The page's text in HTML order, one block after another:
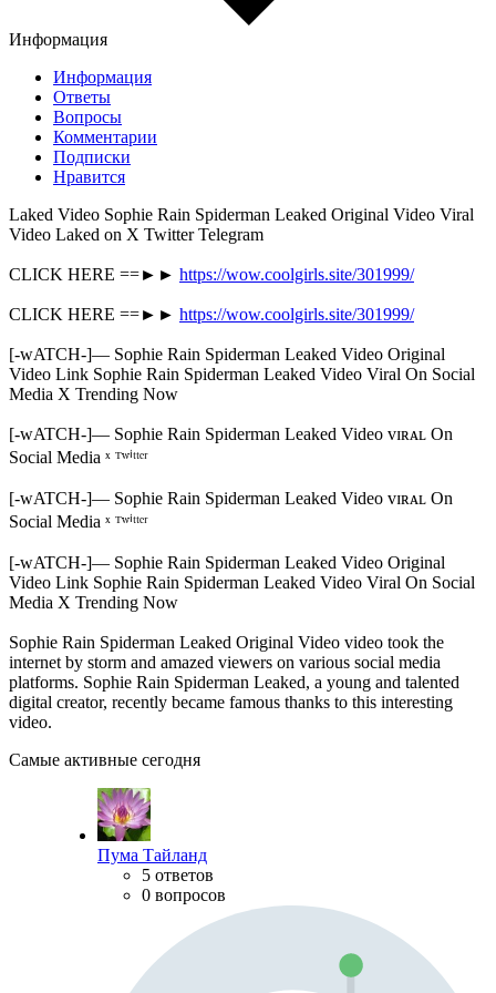
Информация
Информация
Ответы
Вопросы
Комментарии
Подписки
Нравится
Laked Video Sophie Rain Spiderman Leaked Original Video Viral
Video Laked on X Twitter Telegram
CLICK HERE ==►► https://wow.coolgirls.site/301999/
CLICK HERE ==►► https://wow.coolgirls.site/301999/
[-wATCH-]— Sophie Rain Spiderman Leaked Video Original
Video Link Sophie Rain Spiderman Leaked Video Viral On Social
Media X Trending Now
[-wATCH-]— Sophie Rain Spiderman Leaked Video ᴠɪʀᴀʟ On
Social Media ˣ ᵀʷⁱᵗᵗᵉʳ
[-wATCH-]— Sophie Rain Spiderman Leaked Video ᴠɪʀᴀʟ On
Social Media ˣ ᵀʷⁱᵗᵗᵉʳ
[-wATCH-]— Sophie Rain Spiderman Leaked Video Original
Video Link Sophie Rain Spiderman Leaked Video Viral On Social
Media X Trending Now
Sophie Rain Spiderman Leaked Original Video video took the
internet by storm and amazed viewers on various social media
platforms. Sophie Rain Spiderman Leaked, a young and talented
digital creator, recently became famous thanks to this interesting
video.
Самые активные сегодня
Пума Тайланд
5 ответов
0 вопросов